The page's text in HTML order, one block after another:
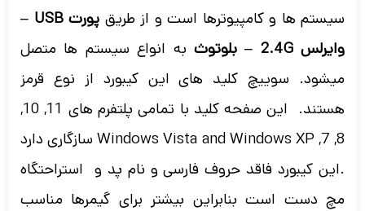
سیستم ها و کامپیوترها است و از طریق
پورت USB –
وایرلس 2.4G – بلوتوث
به انواع سیستم ها متصل
میشود. سوییچ کلید های این کیبورد از نوع قرمز
هستند. این صفحه کلید با تمامی پلتفرم های 11, 10,
8, 7, Windows Vista and Windows XP سازگاری دارد
.این کیبورد فاقد حروف فارسی و نام پد و استراحتگاه
مچ دست است بنابراین بیشتر برای گیمرها مناسب